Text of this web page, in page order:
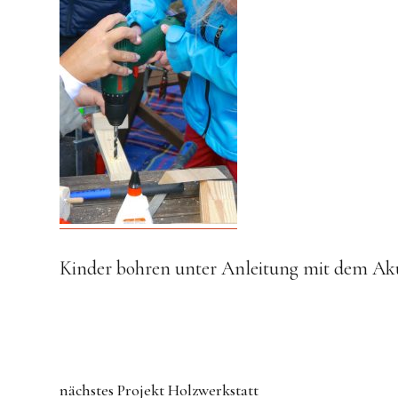
Kinder bohren unter Anleitung mit dem
nächstes ProjektHolzwerkstatt